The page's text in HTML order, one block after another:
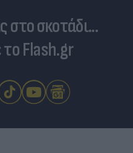
στο σκοτάδι...
Flash.gr